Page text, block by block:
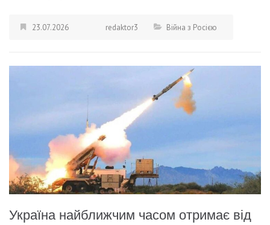
23.07.2026 redaktor3 Війна з Росією
Україна найближчим часом отримає від